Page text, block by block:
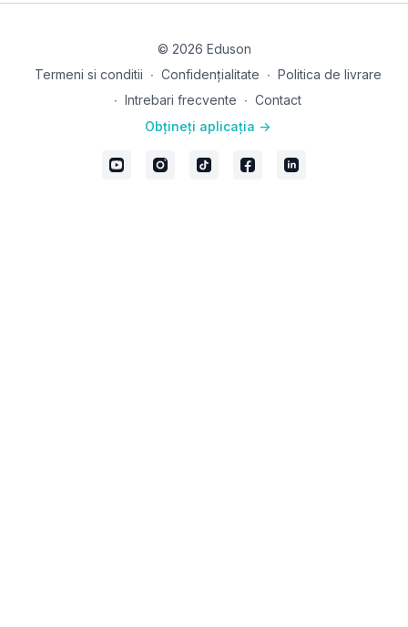
© 2026 Eduson
Termeni si conditii ∙ Confidențialitate ∙ Politica de livrare
∙ Intrebari frecvente ∙ Contact
Obțineți aplicația ->